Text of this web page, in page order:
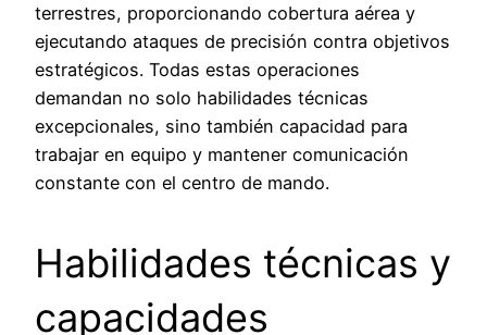
terrestres, proporcionando cobertura aérea y
ejecutando ataques de precisión contra objetivos
estratégicos. Todas estas operaciones
demandan no solo habilidades técnicas
excepcionales, sino también capacidad para
trabajar en equipo y mantener comunicación
constante con el centro de mando.
Habilidades técnicas y
capacidades